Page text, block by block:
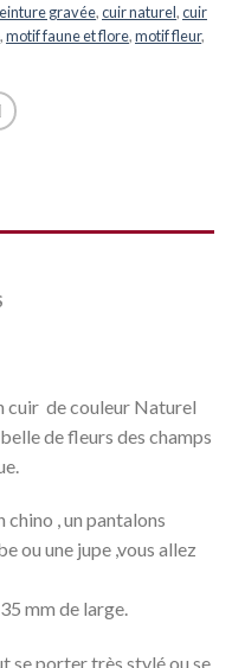
gravée,cuir naturel,cuir
,motif faune et flore,motif fleur,
cuir de couleur Naturel
de fleurs des champs
chino , un pantalons
ou une jupe ,vous allez
mm de large.
se porter très stylé ou se